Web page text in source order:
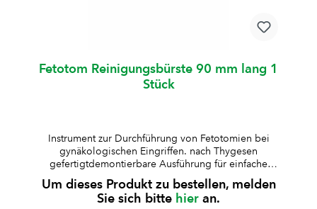
Fetotom Reinigungsbürste 90 mm lang 1
Stück
Instrument zur Durchführung von Fetotomien bei
gynäkologischen Eingriffen. nach Thygesen
gefertigtdemontierbare Ausführung für einfache
Reinigung und TransportLänge 85 cmmit Griff zur
Fixierung der geburtshilflichen Kettevernickelte
Ausführung Zubehör: Tasche aus Kunstleder,
Um dieses Produkt zu bestellen, melden
Sie sich bitte hier an.